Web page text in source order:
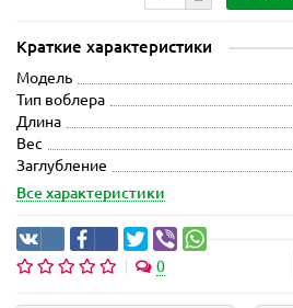
Краткие характеристики
Модель
Тип воблера
Длина
Вес
Заглубление
Все характеристики
0